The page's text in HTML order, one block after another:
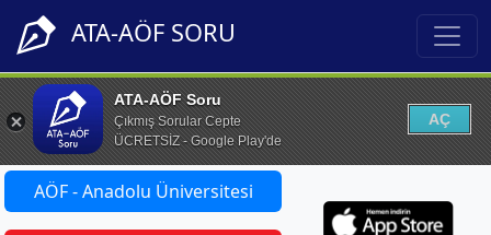
ATA-AÖF SORU
ATA-AÖF Soru
Çıkmış Sorular Cepte
ÜCRETSİZ - Google Play'de
AÇ
AÖF - Anadolu Üniversitesi